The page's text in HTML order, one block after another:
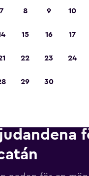
2023
7 8 9 10
15 16 17
22 23 24
29 30